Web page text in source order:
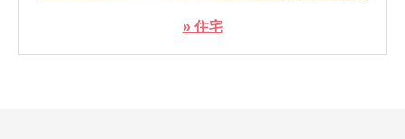
» 住宅